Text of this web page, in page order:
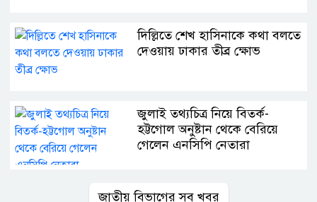
দিল্লিতে শেখ হাসিনাকে কথা বলতে
দেওয়ায় ঢাকার তীব্র ক্ষোভ
জুলাই তথ্যচিত্র নিয়ে বিতর্ক-
হট্টগোল অনুষ্টান থেকে বেরিয়ে
গেলেন এনসিপি নেতারা
জাতীয় বিভাগের সব খবর